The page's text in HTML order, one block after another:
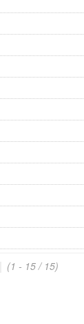
(1 - 15 / 15)